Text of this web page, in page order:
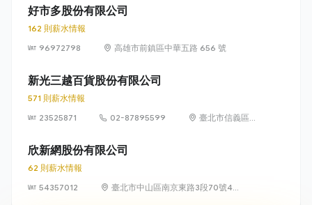
好市多股份有限公司
162 則薪水情報
96972798
高雄市前鎮區中華五路 656 號
新光三越百貨股份有限公司
571 則薪水情報
23525871
02-87895599
臺北市信義區松
欣新網股份有限公司
62 則薪水情報
54357012
臺北市中山區南京東路3段70號4